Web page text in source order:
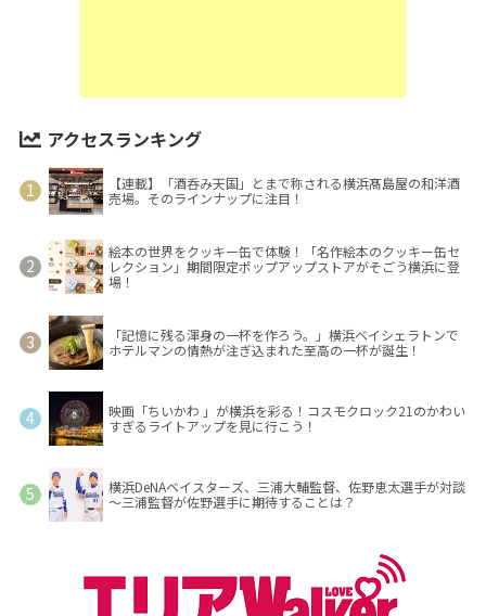
アクセスランキング
【連載】「酒呑み天国」とまで称される横浜髙島屋の和洋酒
売場。そのラインナップに注目！
絵本の世界をクッキー缶で体験！「名作絵本のクッキー缶セ
レクション」期間限定ポップアップストアがそごう横浜に登
場！
「記憶に残る渾身の一杯を作ろう。」横浜ベイシェラトンで
ホテルマンの情熱が注ぎ込まれた至高の一杯が誕生！
映画「ちいかわ 」が横浜を彩る！コスモクロック21のかわい
すぎるライトアップを見に行こう！
横浜DeNAベイスターズ、三浦大輔監督、佐野恵太選手が対談
～三浦監督が佐野選手に期待することは？